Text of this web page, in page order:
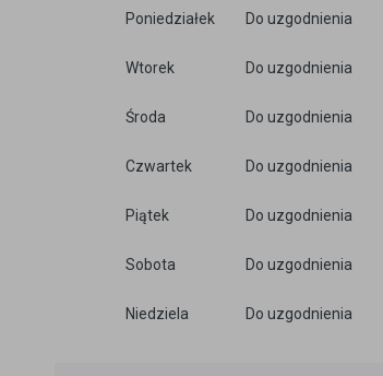
Poniedziałek Do uzgodnienia
Wtorek Do uzgodnienia
Środa Do uzgodnienia
Czwartek Do uzgodnienia
Piątek Do uzgodnienia
Sobota Do uzgodnienia
Niedziela Do uzgodnienia